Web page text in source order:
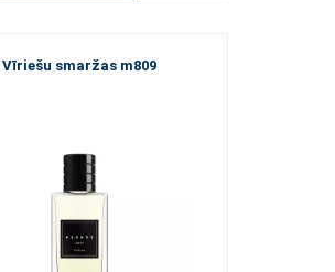
Vīriešu smaržas m809